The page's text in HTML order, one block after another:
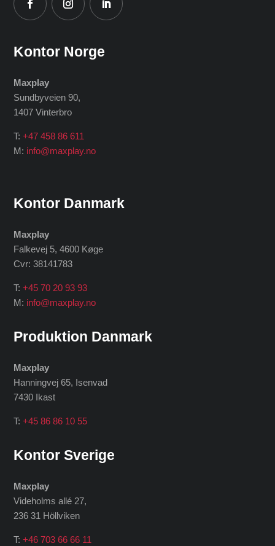
Kontor Norge
Maxplay
Sundbyveien 90,
1407 Vinterbro
T:+47 458 86 611
M: info@maxplay.no
Kontor Danmark
Maxplay
Falkevej 5, 4600 Køge
Cvr: 38141783
T:+45 70 20 93 93
M: info@maxplay.no
Produktion Danmark
Maxplay
Hanningvej 65, Isenvad
7430 Ikast
T:+45 86 86 10 55
Kontor Sverige
Maxplay
Videholms allé 27,
236 31 Höllviken
T:+46 703 66 66 11